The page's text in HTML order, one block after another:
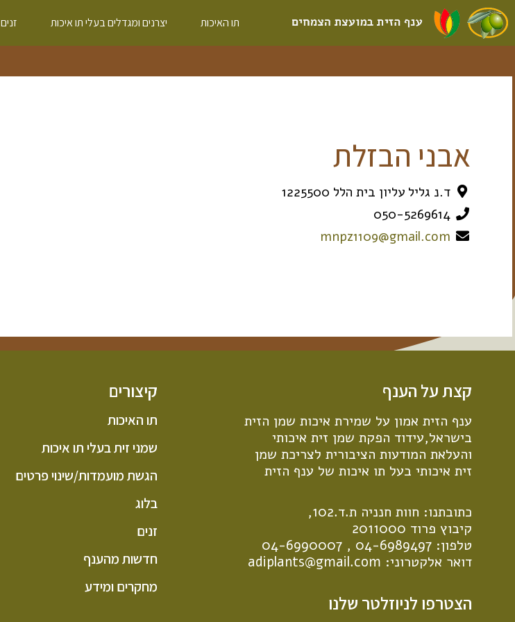
תו האיכות יצרנים ומגדלים בעלי תו איכות זנים
אבני הבזלת
ד.נ גליל עליון בית הלל 1225500
050-5269614
mnpz1109@gmail.com
קצת על הענף
ענף הזית אמון על שמירת איכות שמן הזית
בישראל,עידוד הפקת שמן זית איכותי
והעלאת המודעות הציבורית לצריכת שמן
זית איכותי בעל תו איכות של ענף הזית
כתובתנו: חוות חנניה ת.ד.102,
קיבוץ פרוד 2011000
טלפון: 04-6989497
,
04-6990007
דואר אלקטרוני: adiplants@gmail.com
הצטרפו לניוזלטר שלנו
קיצורים
תו האיכות
שמני זית בעלי תו איכות
הגשת מועמדות/שינוי פרטים
בלוג
זנים
חדשות מהענף
מחקרים ומידע